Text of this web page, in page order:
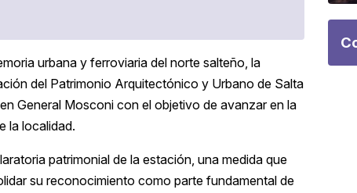
urbana y ferroviaria del norte salteño, la
del Patrimonio Arquitectónico y Urbano de Salta
General Mosconi con el objetivo de avanzar en la
la localidad.
patrimonial de la estación, una medida que
su reconocimiento como parte fundamental de